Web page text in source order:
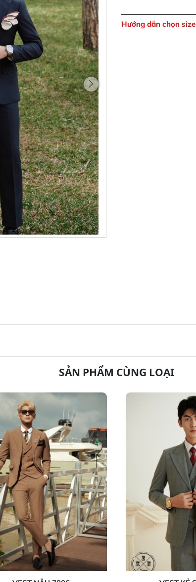
Hướng dẫn chọn size
SẢN PHẨM CÙNG LOẠI